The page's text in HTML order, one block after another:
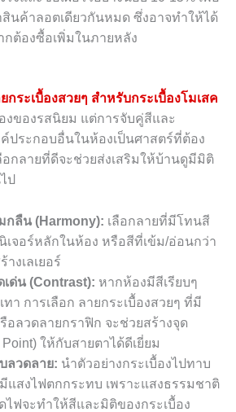
นค้าลอตเดียวกันหมด ซึ่งอาจทำให้ได้
กต้องซื้อเพิ่มในภายหลัง
ระเบื้องสวยๆ สำหรับกระเบื้องโมเสค
งของรสนิยม แต่การจับคู่สีและ
ประกอบอื่นในห้องเป็นศาสตร์ที่ต้อง
อกลายที่ดีจะช่วยส่งเสริมให้บ้านดูมีมิติ
ป
กลืน (Harmony): เลือกลายที่มีโทนสี
เจอร์หลักในห้อง หรือสีที่เข้ม/อ่อนกว่า
างเลเยอร์
ด่น (Contrast): หากห้องมีสีเรียบๆ
ทา การเลือก ลายกระเบื้องสวยๆ ที่มี
อลวดลายกราฟิก จะช่วยสร้างจุด
ให้กับสายตาได้ดีเยี่ยม
ลวดลาย: นำตัวอย่างกระเบื้องไปทาบ
แสงไฟตกกระทบ เพราะแสงธรรมชาติ
ไฟจะทำให้สีและมิติของกระเบื้อง